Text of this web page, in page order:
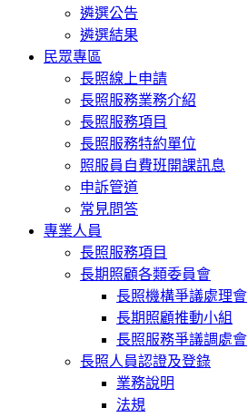
遴選公告
遴選結果
民眾專區
長照線上申請
長照服務業務介紹
長照服務項目
長照服務特約單位
照服員自費班開課訊息
申訴管道
常見問答
專業人員
長照服務項目
長期照顧各類委員會
長照機構爭議處理會
長期照顧推動小組
長照服務爭議調處會
長照人員認證及登錄
業務說明
法規